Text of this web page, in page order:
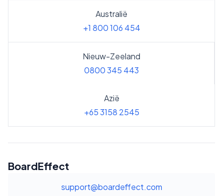
Australië
+1 800 106 454
Nieuw-Zeeland
0800 345 443
Azië
+65 3158 2545
BoardEffect
support@boardeffect.com